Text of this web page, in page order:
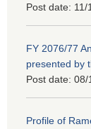
Post date: 11/
FY 2076/77
presented by
Post date: 08/
Profile of